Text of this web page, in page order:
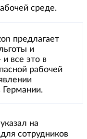
среде.
предлагает
и
все это в
рабочей
Германии.
на
сотрудников